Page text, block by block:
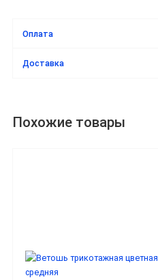
Оплата
Доставка
Похожие товары